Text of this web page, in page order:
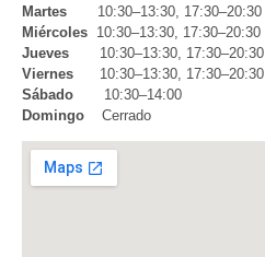
Martes 10:30–13:30, 17:30–20:30
Miércoles 10:30–13:30, 17:30–20:30
Jueves 10:30–13:30, 17:30–20:30
Viernes 10:30–13:30, 17:30–20:30
Sábado
10:30–14:00
Domingo
Cerrado